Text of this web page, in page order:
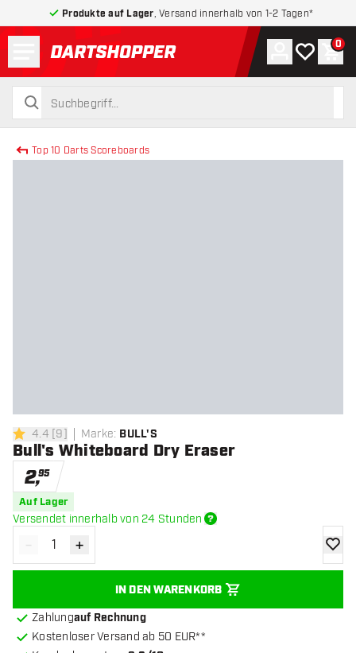
Produkte auf Lager , Versand innerhalb von 1-2 Tagen*
zurück zur Startseite
suchen
suchen
Konto
Meine 0
Top 10 Darts Scoreboards
4.4 Bewertungssterne
4.4 [9] Marke: BULL'S
Bull's Whiteboard Dry Eraser
2,95
Auf Lager
Versendet innerhalb von 24 Stunden
Menge verringern
- Menge erhöhen
+
IN DEN WARENKORB
Zur
Zahlungauf Rechnung
Kostenloser Versand ab 50 EUR**